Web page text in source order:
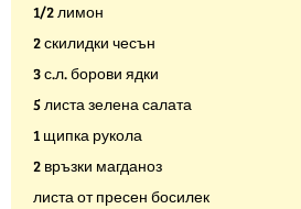
1/2 лимон
2 скилидки чесън
3 с.л. борови ядки
5 листа зелена салата
1 щипка рукола
2 връзки магданоз
листа от пресен босилек